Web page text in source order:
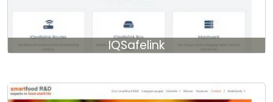
IQSafelink